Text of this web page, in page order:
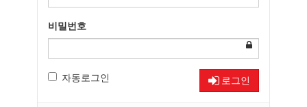
비밀번호
자동로그인 로그인